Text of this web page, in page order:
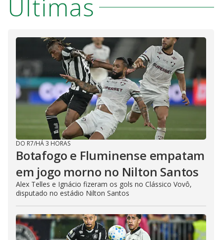
Últimas
DO R7/HÁ 3 HORAS
Botafogo e Fluminense empatam
em jogo morno no Nilton Santos
Alex Telles e Ignácio fizeram os gols no Clássico Vovô,
disputado no estádio Nilton Santos